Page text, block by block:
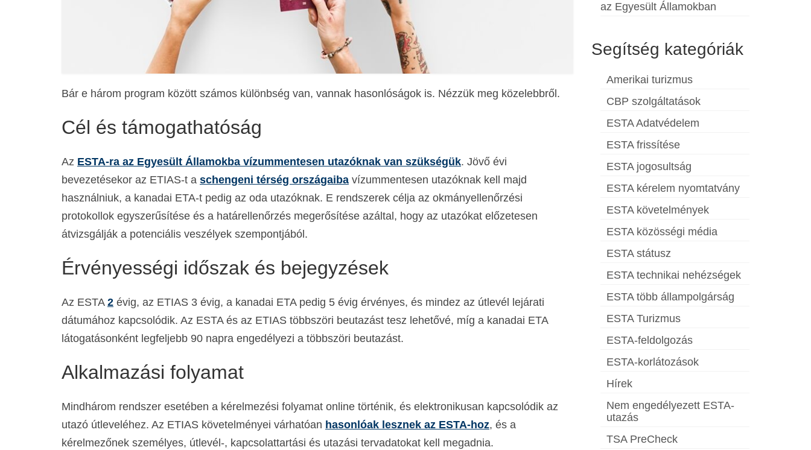
Bár e három program között számos különbség van, vannak hasonlóságok is. Nézzük meg közelebbről.
Cél és támogathatóság
Az ESTA-ra az Egyesült Államokba vízummentesen utazóknak van szükségük. Jövő évi
bevezetésekor az ETIAS-t a schengeni térség országaiba vízummentesen utazóknak kell majd
használniuk, a kanadai ETA-t pedig az oda utazóknak. E rendszerek célja az okmányellenőrzési
protokollok egyszerűsítése és a határellenőrzés megerősítése azáltal, hogy az utazókat előzetesen
átvizsgálják a potenciális veszélyek szempontjából.
Érvényességi időszak és bejegyzések
Az ESTA 2 évig, az ETIAS 3 évig, a kanadai ETA pedig 5 évig érvényes, és mindez az útlevél lejárati
dátumához kapcsolódik. Az ESTA és az ETIAS többszöri beutazást tesz lehetővé, míg a kanadai ETA
látogatásonként legfeljebb 90 napra engedélyezi a többszöri beutazást.
Alkalmazási folyamat
Mindhárom rendszer esetében a kérelmezési folyamat online történik, és elektronikusan kapcsolódik az
utazó útleveléhez. Az ETIAS követelményei várhatóan hasonlóak lesznek az ESTA-hoz, és a
kérelmezőnek személyes, útlevél-, kapcsolattartási és utazási tervadatokat kell megadnia.
az Egyesült Államokban
Segítség kategóriák
Amerikai turizmus
CBP szolgáltatások
ESTA Adatvédelem
ESTA frissítése
ESTA jogosultság
ESTA kérelem nyomtatvány
ESTA követelmények
ESTA közösségi média
ESTA státusz
ESTA technikai nehézségek
ESTA több állampolgárság
ESTA Turizmus
ESTA-feldolgozás
ESTA-korlátozások
Hírek
Nem engedélyezett ESTA-
utazás
TSA PreCheck